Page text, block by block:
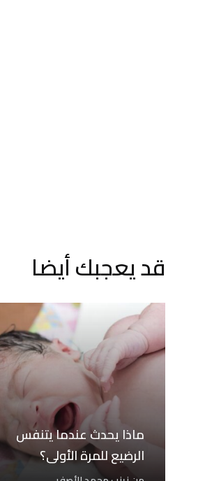
قد يعجبك أيضا
ماذا يحدث عندما يتنفس
الرضيع للمرة الأولى؟